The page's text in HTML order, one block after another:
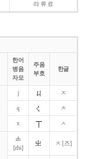
랴 류 료
한어
병음
자모
주음
부호
한글
j ㅈ
q ㅊ
x ㅅ
zh
[zhi]
ㅈ [즈]